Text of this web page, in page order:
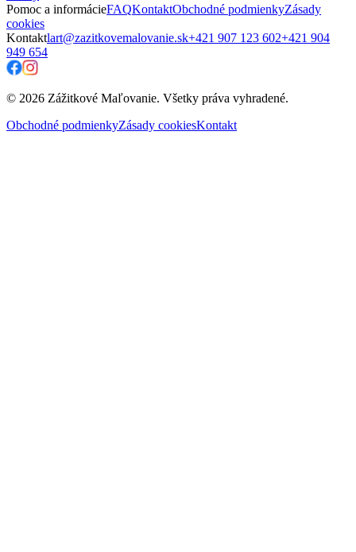
Pomoc a informácieFAQKontaktObchodné podmienkyZásady
cookies
Kontaktlart@zazitkovemalovanie.sk+421 907 123 602+421 904
949 654
© 2026 Zážitkové Maľovanie. Všetky práva vyhradené.
Obchodné podmienkyZásady cookiesKontakt